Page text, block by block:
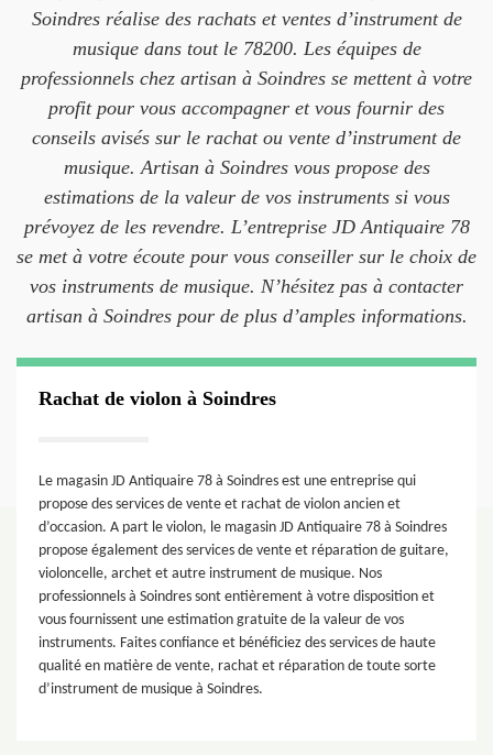
Soindres réalise des rachats et ventes d’instrument de
musique dans tout le 78200. Les équipes de
professionnels chez artisan à Soindres se mettent à votre
profit pour vous accompagner et vous fournir des
conseils avisés sur le rachat ou vente d’instrument de
musique. Artisan à Soindres vous propose des
estimations de la valeur de vos instruments si vous
prévoyez de les revendre. L’entreprise JD Antiquaire 78
se met à votre écoute pour vous conseiller sur le choix de
vos instruments de musique. N’hésitez pas à contacter
artisan à Soindres pour de plus d’amples informations.
Rachat de violon à Soindres
Le magasin JD Antiquaire 78 à Soindres est une entreprise qui
propose des services de vente et rachat de violon ancien et
d’occasion. A part le violon, le magasin JD Antiquaire 78 à Soindres
propose également des services de vente et réparation de guitare,
violoncelle, archet et autre instrument de musique. Nos
professionnels à Soindres sont entièrement à votre disposition et
vous fournissent une estimation gratuite de la valeur de vos
instruments. Faites confiance et bénéficiez des services de haute
qualité en matière de vente, rachat et réparation de toute sorte
d’instrument de musique à Soindres.